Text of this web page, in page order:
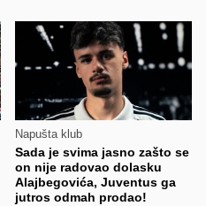
Napušta klub
Sada je svima jasno zašto se
on nije radovao dolasku
Alajbegovića, Juventus ga
jutros odmah prodao!